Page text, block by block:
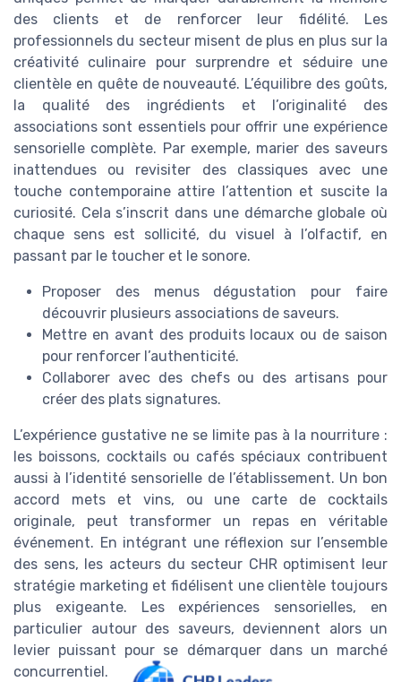
des clients et de renforcer leur fidélité. Les
professionnels du secteur misent de plus en plus sur la
créativité culinaire pour surprendre et séduire une
clientèle en quête de nouveauté. L’équilibre des goûts,
la qualité des ingrédients et l’originalité des
associations sont essentiels pour offrir une expérience
sensorielle complète. Par exemple, marier des saveurs
inattendues ou revisiter des classiques avec une
touche contemporaine attire l’attention et suscite la
curiosité. Cela s’inscrit dans une démarche globale où
chaque sens est sollicité, du visuel à l’olfactif, en
passant par le toucher et le sonore.
Proposer des menus dégustation pour faire
découvrir plusieurs associations de saveurs.
Mettre en avant des produits locaux ou de saison
pour renforcer l’authenticité.
Collaborer avec des chefs ou des artisans pour
créer des plats signatures.
L’expérience gustative ne se limite pas à la nourriture :
les boissons, cocktails ou cafés spéciaux contribuent
aussi à l’identité sensorielle de l’établissement. Un bon
accord mets et vins, ou une carte de cocktails
originale, peut transformer un repas en véritable
événement. En intégrant une réflexion sur l’ensemble
des sens, les acteurs du secteur CHR optimisent leur
stratégie marketing et fidélisent une clientèle toujours
plus exigeante. Les expériences sensorielles, en
particulier autour des saveurs, deviennent alors un
levier puissant pour se démarquer dans un marché
concurrentiel.